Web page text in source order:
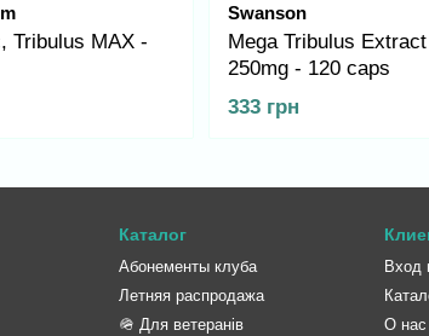
Tribulus MAX -
Swanson
Mega Tribulus Extract
250mg - 120 caps
333 грн
Каталог
Абонементы клуба
Летняя распродажа
🪖 Для ветеранів
Вход
О нас